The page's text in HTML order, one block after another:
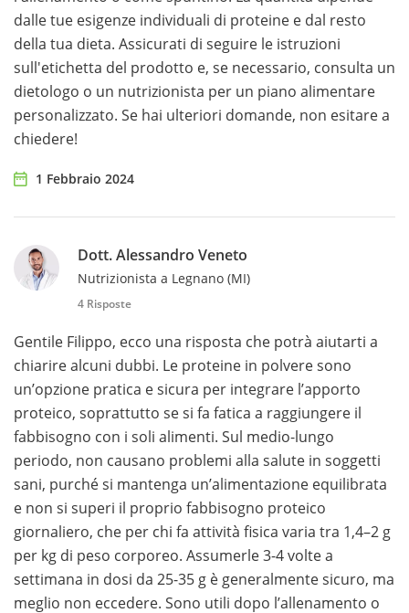
dalle tue esigenze individuali di proteine e dal resto
della tua dieta. Assicurati di seguire le istruzioni
sull'etichetta del prodotto e, se necessario, consulta un
dietologo o un nutrizionista per un piano alimentare
personalizzato. Se hai ulteriori domande, non esitare a
chiedere!
1 Febbraio 2024
Dott. Alessandro Veneto
Nutrizionista a Legnano (MI)
4 Risposte
Gentile Filippo, ecco una risposta che potrà aiutarti a
chiarire alcuni dubbi. Le proteine in polvere sono
un’opzione pratica e sicura per integrare l’apporto
proteico, soprattutto se si fa fatica a raggiungere il
fabbisogno con i soli alimenti. Sul medio-lungo
periodo, non causano problemi alla salute in soggetti
sani, purché si mantenga un’alimentazione equilibrata
e non si superi il proprio fabbisogno proteico
giornaliero, che per chi fa attività fisica varia tra 1,4–2 g
per kg di peso corporeo. Assumerle 3-4 volte a
settimana in dosi da 25-35 g è generalmente sicuro, ma
meglio non eccedere. Sono utili dopo l’allenamento o